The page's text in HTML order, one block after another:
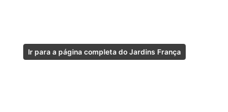
Ir para a página completa do Jardins França